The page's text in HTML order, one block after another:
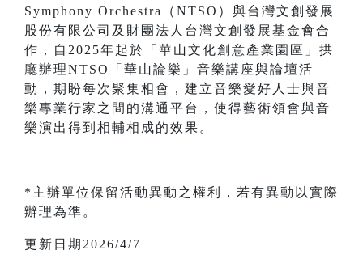
Symphony Orchestra（NTSO）與台灣文創發展
股份有限公司及財團法人台灣文創發展基金會合
作，自2025年起於「華山文化創意產業園區」拱
廳辦理NTSO「華山論樂」音樂講座與論壇活
動，期盼每次聚集相會，建立音樂愛好人士與音
樂專業行家之間的溝通平台，使得藝術領會與音
樂演出得到相輔相成的效果。
*主辦單位保留活動異動之權利，若有異動以實際
辦理為準。
更新日期2026/4/7